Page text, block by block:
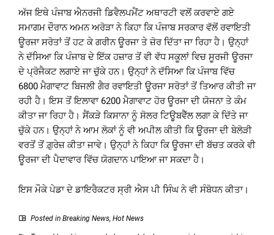
ਅੱਜ ਇਥੇ ਪੰਜਾਬ ਐਨਰਜੀ ਡਿਵੈਲਪਮੈਂਟ ਅਥਾਰਟੀ ਵਲੋਂ ਕਰਵਾਏ ਗਏ
ਸਮਾਗਮ ਦੌਰਾਨ ਅਮਨ ਅਰੋੜਾ ਨੇ ਕਿਹਾ ਕਿ ਪੰਜਾਬ ਸਰਕਾਰ ਵੱਲੋਂ ਰਵਾਇਤੀ
ਊਰਜਾ ਸਰੋਤਾਂ ਤੋਂ ਹਟ ਕੇ ਗਰੀਨ ਊਰਜਾ ਤੇ ਜ਼ੋਰ ਦਿੱਤਾ ਜਾ ਰਿਹਾ ਹੈ। ਉਨ੍ਹਾਂ
ਨੇ ਦੱਸਿਆ ਕਿ ਪੰਜਾਬ ਦੇ ਇੱਕ ਹਜ਼ਾਰ ਤੋਂ ਵੀ ਵੱਧ ਸਕੂਲਾਂ ਵਿਚ ਸੂਰਜੀ ਊਰਜਾ
ਦੇ ਪ੍ਰੋਜੈਕਟ ਲਗਾਏ ਜਾ ਚੁੱਕੇ ਹਨ। ਉਨ੍ਹਾਂ ਨੇ ਦੱਸਿਆ ਕਿ ਪੰਜਾਬ ਵਿੱਚ
6800 ਮੈਗਾਵਾਟ ਬਿਜਲੀ ਗੈਰ ਰਵਾਇਤੀ ਊਰਜਾ ਸਰੋਤਾਂ ਤੋਂ ਤਿਆਰ ਕੀਤੀ ਜਾ
ਰਹੀ ਹੈ। ਇਸ ਤੋਂ ਇਲਾਵਾ 6200 ਮੈਗਾਵਾਟ ਹੋਰ ਊਰਜਾ ਦੀ ਯੋਜਨਾ ਤੇ ਕੰਮ
ਕੀਤਾ ਜਾ ਰਿਹਾ ਹੈ। ਸੈਂਕੜੇ ਕਿਸਾਨਾ ਨੂੰ ਸੋਲਰ ਟਿਊਬਵੈੱਲ ਲਗਾ ਕੇ ਦਿੱਤੇ ਜਾ
ਚੁੱਕੇ ਹਨ। ਉਨ੍ਹਾਂ ਨੇ ਆਮ ਲੋਕਾਂ ਨੂੰ ਵੀ ਅਪੀਲ ਕੀਤੀ ਕਿ ਊਰਜਾ ਦੀ ਬੇਲੋੜੀ
ਵਰਤੋਂ ਤੋਂ ਗ਼ੁਰੇਜ਼ ਕੀਤਾ ਜਾਵੇ। ਉਨ੍ਹਾਂ ਨੇ ਕਿਹਾ ਕਿ ਊਰਜਾ ਦੀ ਬੱਚਤ ਕਰਕੇ ਵੀ
ਊਰਜਾ ਦੀ ਪੈਦਾਵਾਰ ਵਿੱਚ ਯੋਗਦਾਨ ਪਾਇਆ ਜਾ ਸਕਦਾ ਹੈ।
ਇਸ ਮੌਕੇ ਪੇਡਾ ਦੇ ਡਾਇਰੈਕਟਰ ਸ੍ਰੀ ਐਸ ਪੀ ਸਿੰਘ ਨੇ ਵੀ ਸੰਬੋਧਨ ਕੀਤਾ।
Posted in Breaking News, Hot News